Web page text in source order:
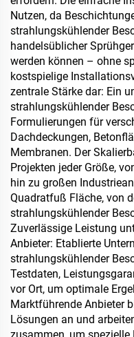
Nutzen, da
strahlungskühlender
handelsüblicher
werden können – ohne
kostspielige
zentrale Stärke dar: Ein
strahlungskühlender
Formulierungen für
Dachdeckungen,
Membranen. Der
Projekten jeder Größe,
hin zu großen
Quadratfuß Fläche, von
strahlungskühlender
Zuverlässige Leistung
Anbieter: Etablierte
strahlungskühlender
Testdaten,
vor Ort, um optimale
Marktführende Anbieter
Lösungen an und